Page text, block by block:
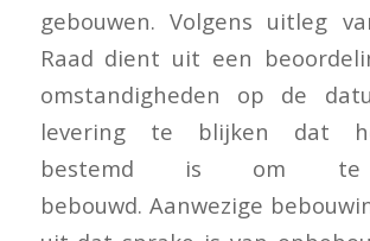
gebouwen. Volgens uitleg
Raad dient uit een
omstandigheden op de
levering te blijken dat
bestemd is om te
bebouwd. Aanwezige